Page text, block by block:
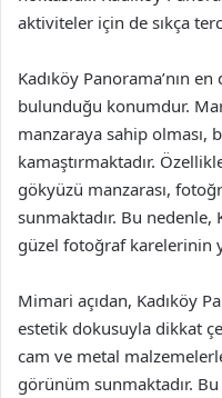
aktiviteler için de sıkça
Kadıköy Panorama’nın
bulunduğu konumdur.
manzaraya sahip olması,
kamaştırmaktadır.
gökyüzü manzarası,
sunmaktadır. Bu nedenle,
güzel fotoğraf karelerinin
Mimari açıdan, Kadıköy
estetik dokusuyla dikkat
cam ve metal
görünüm sunmaktadır.